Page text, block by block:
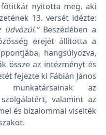
nyitotta meg, aki
13. versét idézte:
Beszédében a
erejét állította a
hangsúlyozva,
össze az intézményt és
fejezte ki Fábián János
munkatársainak az
valamint az
és bizalommal viselték